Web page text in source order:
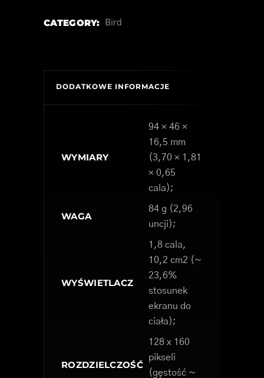
CATEGORY: Bird
DODATKOWE INFORMACJE
WYMIARY
94 × 46 ×
16,5 mm
(3,70 × 1,81
× 0,65
cala);
WAGA
84 g (2,96
uncji);
WYŚWIETLACZ
1,8 cala,
10,2 cm2 (~
23,6%
stosunek
ekranu do
ciała);
ROZDZIELCZOŚĆ
128 x 160
pikseli
(gęstość ~